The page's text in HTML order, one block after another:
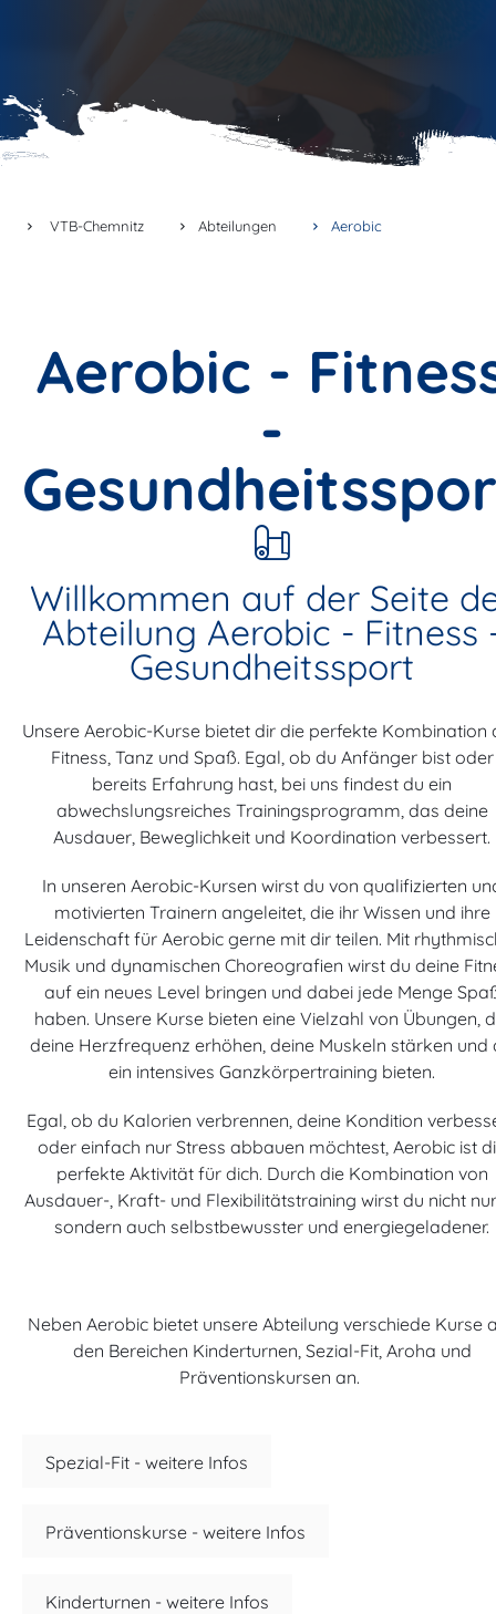
VTB-Chemnitz Abteilungen Aerobic
Aerobic -
-
Willkommen auf der Seite
Abteilung Aerobic - Fitness
Gesundheitssport
Unsere Aerobic-Kurse bietet dir die perfekte Kombination
Fitness, Tanz und Spaß. Egal, ob du Anfänger bist oder
bereits Erfahrung hast, bei uns findest du ein
abwechslungsreiches Trainingsprogramm, das deine
Ausdauer, Beweglichkeit und Koordination verbessert.
In unseren Aerobic-Kursen wirst du von qualifizierten
motivierten Trainern angeleitet, die ihr Wissen und ihre
Leidenschaft für Aerobic gerne mit dir teilen. Mit
Musik und dynamischen Choreografien wirst du deine
auf ein neues Level bringen und dabei jede Menge
haben. Unsere Kurse bieten eine Vielzahl von Übungen,
deine Herzfrequenz erhöhen, deine Muskeln stärken und
ein intensives Ganzkörpertraining bieten.
Egal, ob du Kalorien verbrennen, deine Kondition
oder einfach nur Stress abbauen möchtest, Aerobic ist
perfekte Aktivität für dich. Durch die Kombination von
Ausdauer-, Kraft- und Flexibilitätstraining wirst du nicht
sondern auch selbstbewusster und energiegeladener.
Neben Aerobic bietet unsere Abteilung verschiede Kurse
den Bereichen Kinderturnen, Sezial-Fit, Aroha und
Präventionskursen an.
Spezial-Fit - weitere Infos
Präventionskurse - weitere Infos
Kinderturnen - weitere Infos